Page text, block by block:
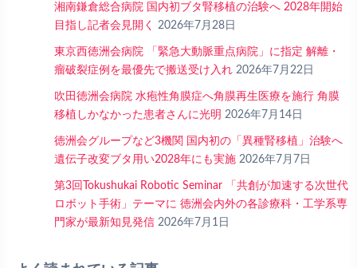
湘南鎌倉総合病院 国内初ブタ腎移植の治験へ 2028年開始
目指し記者会見開く
2026年7月28日
東京西徳洲会病院 「緊急大動脈重点病院」に指定 解離・
瘤破裂症例を最優先で搬送受け入れ 2026年7月22日
吹田徳洲会病院 水疱性角膜症へ角膜再生医療を施行 角膜
移植しかなかった患者さんに光明 2026年7月14日
徳洲会グループなど3機関 国内初の「異種腎移植」治験へ
遺伝子改変ブタ用い2028年にも実施 2026年7月7日
第3回Tokushukai Robotic Seminar 「共創が加速する次世代
ロボット手術」テーマに 徳洲会内外の各診療科・工学系専
門家が最新知見発信 2026年7月1日